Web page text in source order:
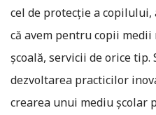
cel de protecție a
că avem pentru copii
școală, servicii de orice
dezvoltarea practicilor
crearea unui mediu școlar